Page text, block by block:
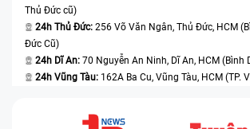
Thủ Đức cũ)
24h Thủ Đức: 256 Võ Văn Ngân, Thủ Đức, HCM
Đức Cũ)
24h Dĩ An: 70 Nguyễn An Ninh, Dĩ An, HCM (Bình
24h Vũng Tàu: 162A Ba Cu, Vũng Tàu, HCM (TP.